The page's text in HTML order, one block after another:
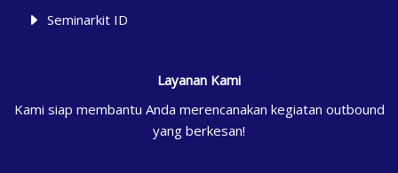
Seminarkit ID
Layanan Kami
Kami siap membantu Anda merencanakan kegiatan outbound
yang berkesan!